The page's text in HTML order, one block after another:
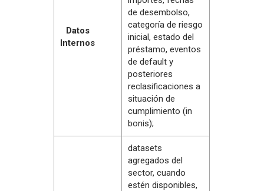
Datos
Internos
de desembolso,
categoría de riesgo
inicial, estado del
préstamo, eventos
de default y
posteriores
reclasificaciones a
situación de
cumplimiento (in
bonis);
datasets
agregados del
sector, cuando
estén disponibles,